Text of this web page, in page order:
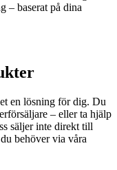
– baserat på dina
en lösning för dig. Du
– eller ta hjälp
säljer inte direkt till
behöver via våra